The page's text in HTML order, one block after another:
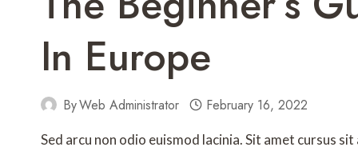
In Europe
ByWeb Administrator February 16, 2022
Sed arcu non odio euismod lacinia. Sit amet cursus